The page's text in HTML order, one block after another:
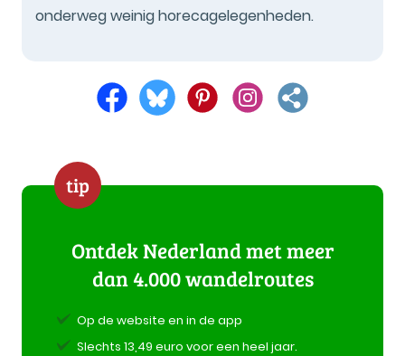
onderweg weinig horecagelegenheden.
tip
Ontdek Nederland met meer
dan 4.000 wandelroutes
Op de website en in de app
Slechts 13,49 euro voor een heel jaar.